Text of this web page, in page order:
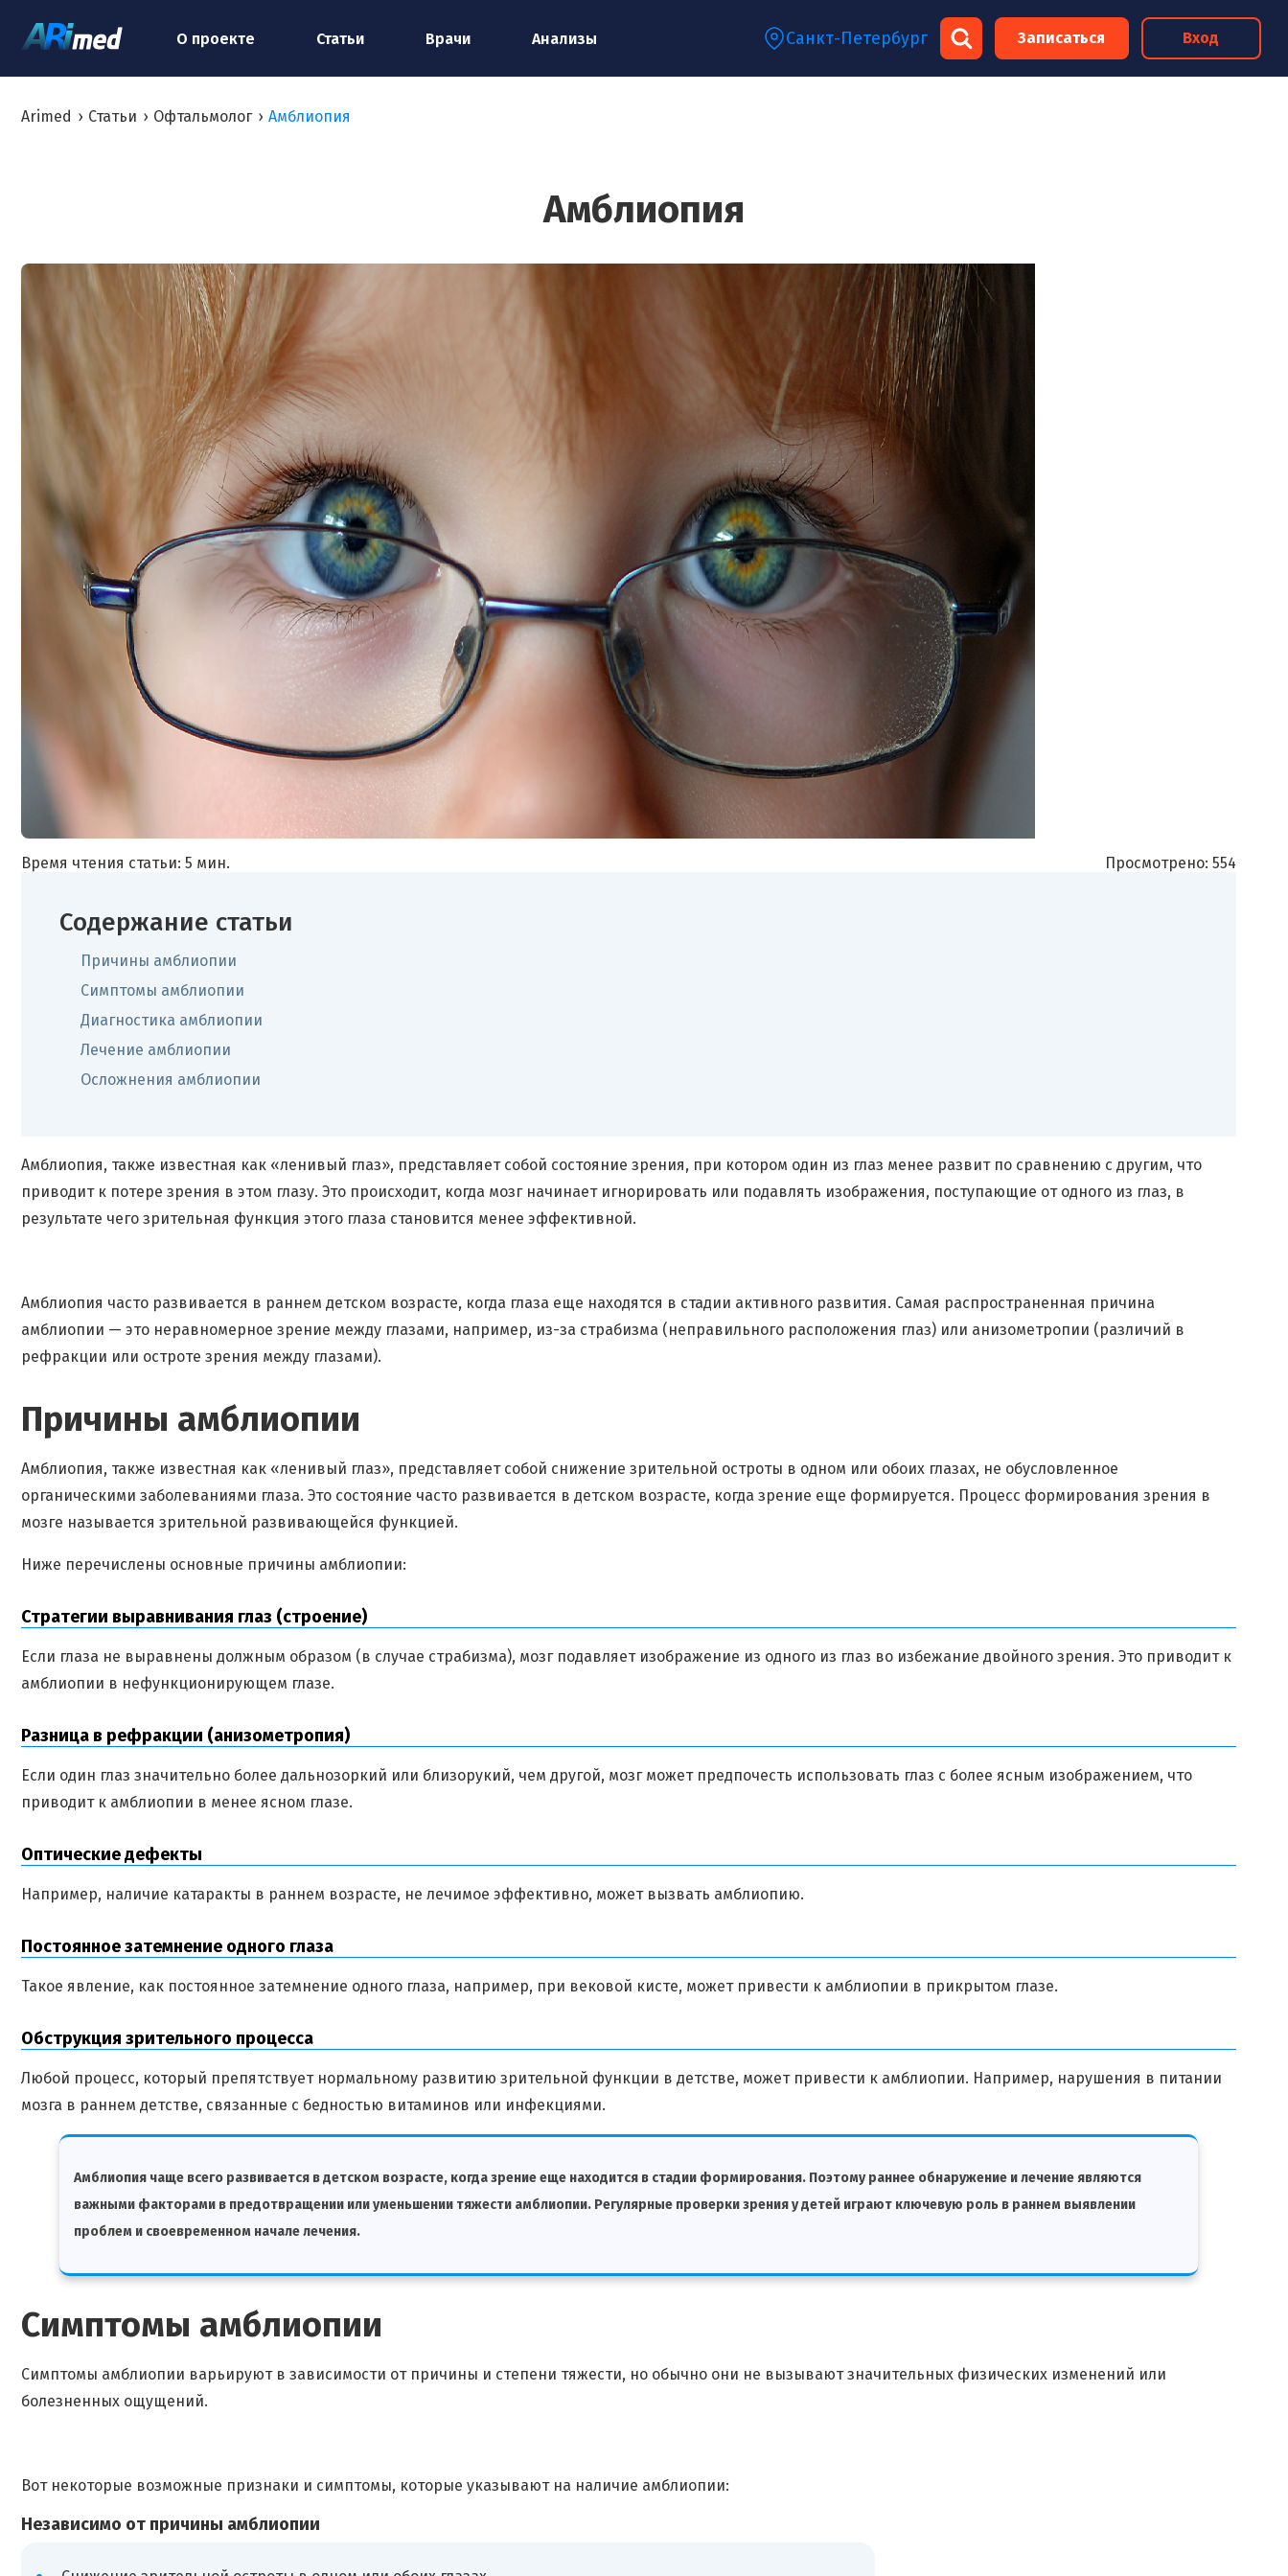
О проекте Статьи Врачи Анализы Санкт-Петербург Записаться Вход
Arimed › Статьи › Офтальмолог › Амблиопия
Амблиопия
Время чтения статьи: 5 мин. Просмотрено: 554
Содержание статьи
Причины амблиопии
Симптомы амблиопии
Диагностика амблиопии
Лечение амблиопии
Осложнения амблиопии
Амблиопия, также известная как «ленивый глаз», представляет собой состояние зрения, при котором один из глаз менее развит по сравнению с другим, что
приводит к потере зрения в этом глазу. Это происходит, когда мозг начинает игнорировать или подавлять изображения, поступающие от одного из глаз, в
результате чего зрительная функция этого глаза становится менее эффективной.
Амблиопия часто развивается в раннем детском возрасте, когда глаза еще находятся в стадии активного развития. Самая распространенная причина
амблиопии — это неравномерное зрение между глазами, например, из-за страбизма (неправильного расположения глаз) или анизометропии (различий в
рефракции или остроте зрения между глазами).
Причины амблиопии
Амблиопия, также известная как «ленивый глаз», представляет собой снижение зрительной остроты в одном или обоих глазах, не обусловленное
органическими заболеваниями глаза. Это состояние часто развивается в детском возрасте, когда зрение еще формируется. Процесс формирования зрения в
мозге называется зрительной развивающейся функцией.
Ниже перечислены основные причины амблиопии:
Стратегии выравнивания глаз (строение)
Если глаза не выравнены должным образом (в случае страбизма), мозг подавляет изображение из одного из глаз во избежание двойного зрения. Это приводит к
амблиопии в нефункционирующем глазе.
Разница в рефракции (анизометропия)
Если один глаз значительно более дальнозоркий или близорукий, чем другой, мозг может предпочесть использовать глаз с более ясным изображением, что
приводит к амблиопии в менее ясном глазе.
Оптические дефекты
Например, наличие катаракты в раннем возрасте, не лечимое эффективно, может вызвать амблиопию.
Постоянное затемнение одного глаза
Такое явление, как постоянное затемнение одного глаза, например, при вековой кисте, может привести к амблиопии в прикрытом глазе.
Обструкция зрительного процесса
Любой процесс, который препятствует нормальному развитию зрительной функции в детстве, может привести к амблиопии. Например, нарушения в питании
мозга в раннем детстве, связанные с бедностью витаминов или инфекциями.
Амблиопия чаще всего развивается в детском возрасте, когда зрение еще находится в стадии формирования. Поэтому раннее обнаружение и лечение являются
важными факторами в предотвращении или уменьшении тяжести амблиопии. Регулярные проверки зрения у детей играют ключевую роль в раннем выявлении
проблем и своевременном начале лечения.
Симптомы амблиопии
Симптомы амблиопии варьируют в зависимости от причины и степени тяжести, но обычно они не вызывают значительных физических изменений или
болезненных ощущений.
Вот некоторые возможные признаки и симптомы, которые указывают на наличие амблиопии:
Независимо от причины амблиопии
×
специалисту
обработку моих персональных данных